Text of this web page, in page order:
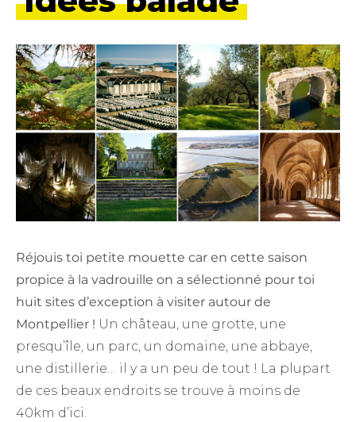
Réjouis toi petite mouette car en cette saison
propice à la vadrouille on a sélectionné pour toi
huit sites d’exception à visiter autour de
Montpellier ! Un château, une grotte, une
presqu’île, un parc, un domaine, une abbaye,
une distillerie… il y a un peu de tout ! La plupart
de ces beaux endroits se trouve à moins de
40km d’ici.